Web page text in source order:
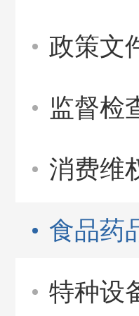
政策文
监督检
消费维
食品药
特种设